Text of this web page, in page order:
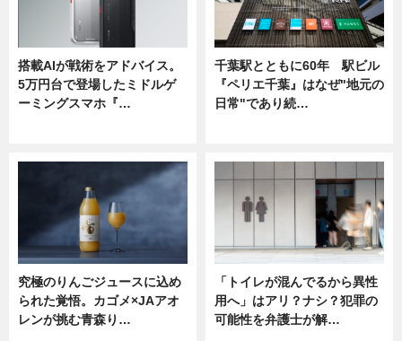
搭載AIが戦術をアドバイス。
5万円台で登場したミドルゲ
ーミングスマホ『…
千葉駅とともに60年 駅ビル
『ペリエ千葉』はなぜ"地元の
日常"であり続…
究極のりんごジュースに込め
られた覚悟。カゴメ×JAアオ
レンが挑む青森り…
「トイレが混んでるから異性
用へ」はアリ？ナシ？犯罪の
可能性を弁護士が解…